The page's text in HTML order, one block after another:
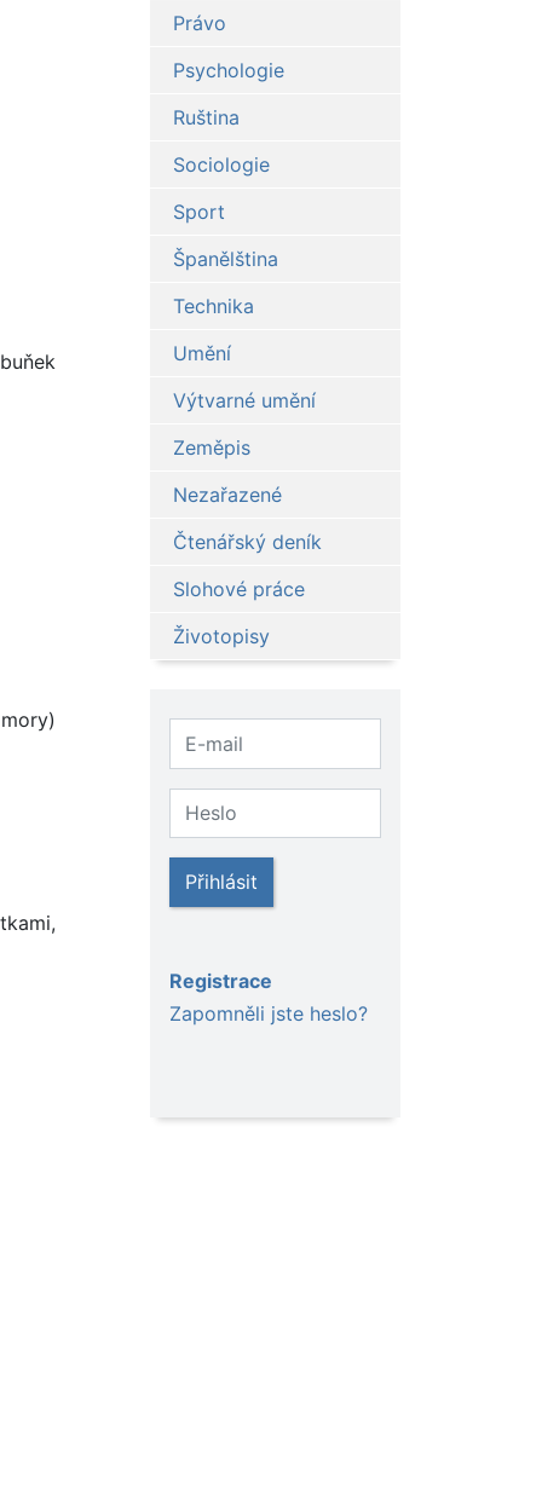
Právo
Psychologie
Ruština
Sociologie
Sport
Španělština
Technika
Umění
Výtvarné umění
Zeměpis
Nezařazené
Čtenářský deník
Slohové práce
Životopisy
Přihlásit
Registrace
Zapomněli jste heslo?